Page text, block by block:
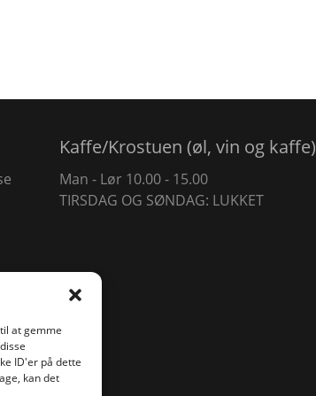
at gemme
ID'er på dette
kan det
Kaffe/Krostuen (øl, vin og kaffe)
Man - Lør 10.00 - 15.00
TIRSDAG OG SØNDAG: LUKKET